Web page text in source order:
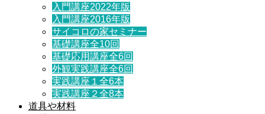
入門講座2022年版
入門講座2016年版
サイコロの家セミナー
基礎講座全10回
基礎応用講座全6回
外観実践講座全6回
実践講座１全6本
実践講座２全8本
道具や材料